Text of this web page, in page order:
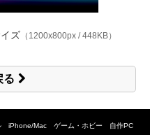
ズ （1200x800px / 448KB）
る
iPhone/Mac ゲーム・ホビー 自作PC